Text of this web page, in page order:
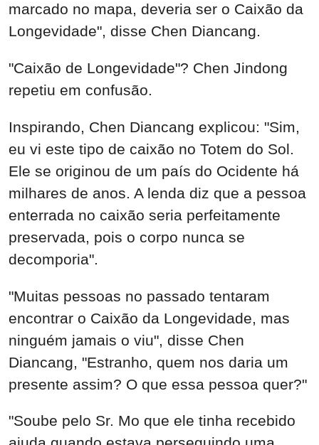
marcado no mapa, deveria ser o Caixão da
Longevidade", disse Chen Diancang.
"Caixão de Longevidade"? Chen Jindong
repetiu em confusão.
Inspirando, Chen Diancang explicou: "Sim,
eu vi este tipo de caixão no Totem do Sol.
Ele se originou de um país do Ocidente há
milhares de anos. A lenda diz que a pessoa
enterrada no caixão seria perfeitamente
preservada, pois o corpo nunca se
decomporia".
"Muitas pessoas no passado tentaram
encontrar o Caixão da Longevidade, mas
ninguém jamais o viu", disse Chen
Diancang, "Estranho, quem nos daria um
presente assim? O que essa pessoa quer?"
"Soube pelo Sr. Mo que ele tinha recebido